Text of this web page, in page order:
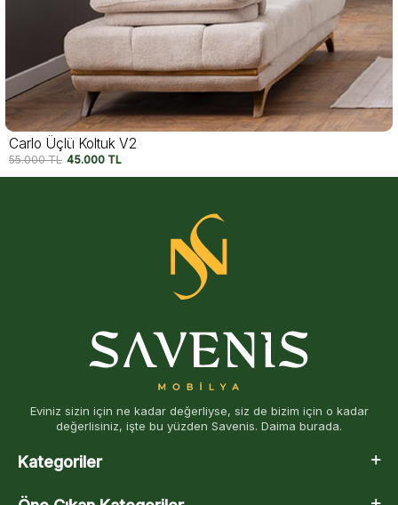
Carlo Üçlü Koltuk V2
55.000TL 45.000 TL
Eviniz sizin için ne kadar değerliyse, siz de bizim için o kadar
değerlisiniz, işte bu yüzden Savenis. Daima burada.
Kategoriler